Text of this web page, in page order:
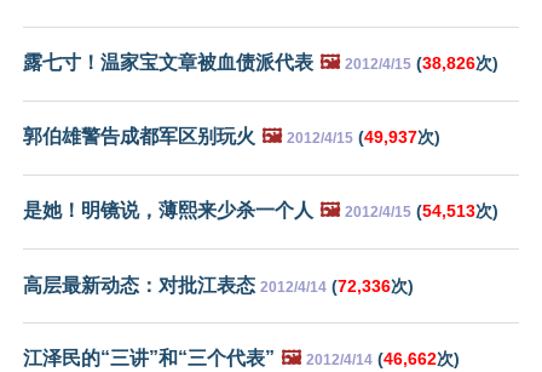
露七寸！温家宝文章被血债派代表 🖼️ 2012/4/15 (38,826次)
郭伯雄警告成都军区别玩火 🖼️ 2012/4/15 (49,937次)
是她！明镜说，薄熙来少杀一个人 🖼️ 2012/4/15 (54,513次)
高层最新动态：对批江表态 2012/4/14 (72,336次)
江泽民的“三讲”和“三个代表” 🖼️ 2012/4/14 (46,662次)